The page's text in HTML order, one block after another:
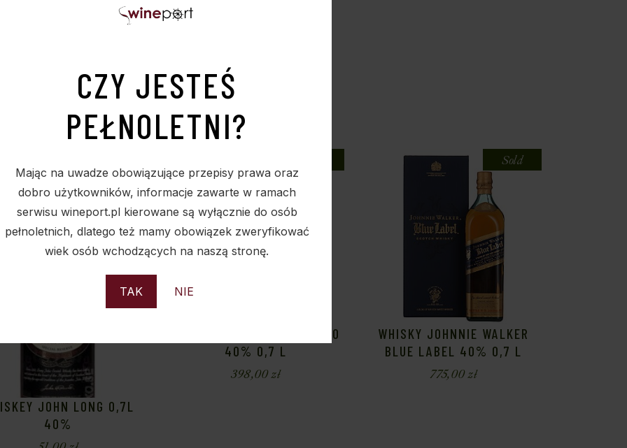
CZY JESTEŚ
PEŁNOLETNI?
Mając na uwadze obowiązujące przepisy prawa oraz
dobro użytkowników, informacje zawarte w ramach
serwisu wineport.pl kierowane są wyłącznie do osób
pełnoletnich, dlatego też mamy obowiązek zweryfikować
wiek osób wchodzących na naszą stronę.
TAK NIE
PODOBNE PRODUKTY
JOHN LONG 0,7L
40%
WHISKY BALLANTINE’S 21 YO
40% 0,7 L
398,00zł
Sold
WHISKY JOHNNIE WALKER
BLUE LABEL 40% 0,7 L
775,00zł